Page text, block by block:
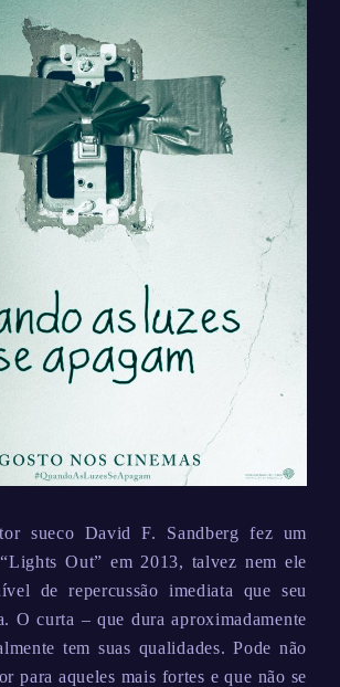
sueco David F. Sandberg fez um
Out” em 2013, talvez nem ele
de repercussão imediata que seu
O curta – que dura aproximadamente
tem suas qualidades. Pode não
para aqueles mais fortes e que não se